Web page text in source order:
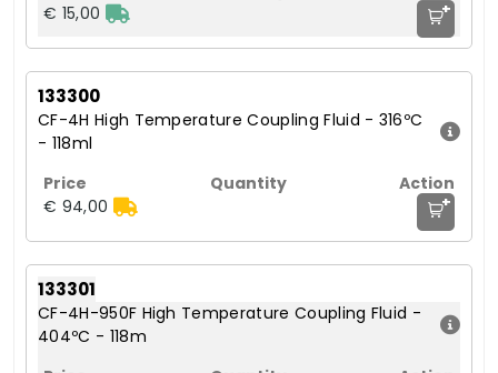
€ 15,00 +
133300
CF-4H High Temperature Coupling Fluid - 316ºC
- 118ml
€ 94,00 +
133301
CF-4H-950F High Temperature Coupling Fluid -
404ºC - 118m